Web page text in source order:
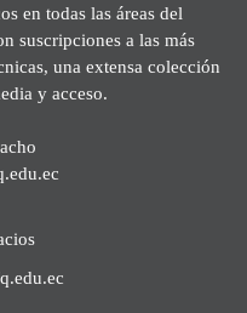
en todas las áreas del
suscripciones a las más
una extensa colección
y acceso.